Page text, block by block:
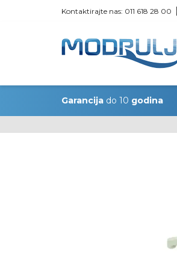
Kontaktirajte nas: 011 618 28 00
Garancija do 10 godina